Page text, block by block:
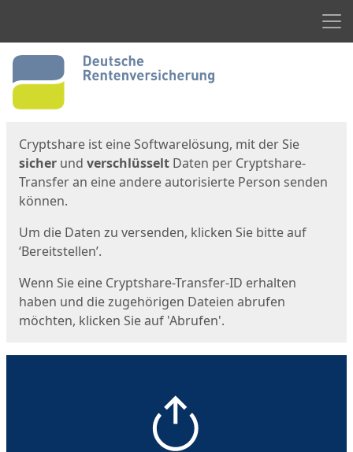
Start
Cryptshare ist eine Softwarelösung, mit der Sie
sicher und verschlüsselt Daten per Cryptshare-
Transfer an eine andere autorisierte Person senden
können.
Um die Daten zu versenden, klicken Sie bitte auf
‘Bereitstellen’.
Wenn Sie eine Cryptshare-Transfer-ID erhalten
haben und die zugehörigen Dateien abrufen
möchten, klicken Sie auf 'Abrufen'.